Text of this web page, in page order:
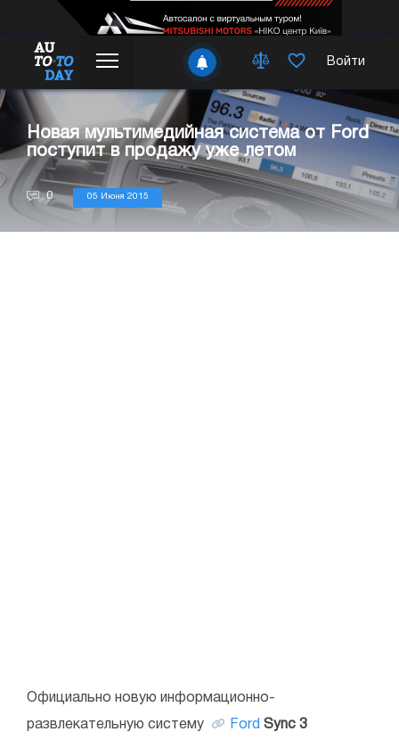
Войти
Новая мультимедийная система от Ford
поступит в продажу уже летом
0 05 Июня 2015
Официально новую информационно-
развлекательную систему Ford Sync 3